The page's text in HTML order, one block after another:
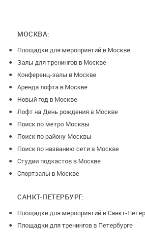
МОСКВА:
Площадки для мероприятий в Москве
Залы для тренингов в Москве
Конференц-залы в Москве
Аренда лофта в Москве
Новый год в Москве
Лофт на День рождения в Москве
Поиск по метро Москвы.
Поиск по району Москвы
Поиск по названию сети в Москве
Студии подкастов в Москве
Спортзалы в Москве
САНКТ-ПЕТЕРБУРГ:
Площадки для мероприятий в Санкт-
Площадки для тренингов в Петербурге